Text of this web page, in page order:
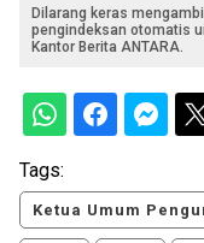
Dilarang keras
pengindeksan otomatis
Kantor Berita ANTARA.
Tags:
Ketua Umum